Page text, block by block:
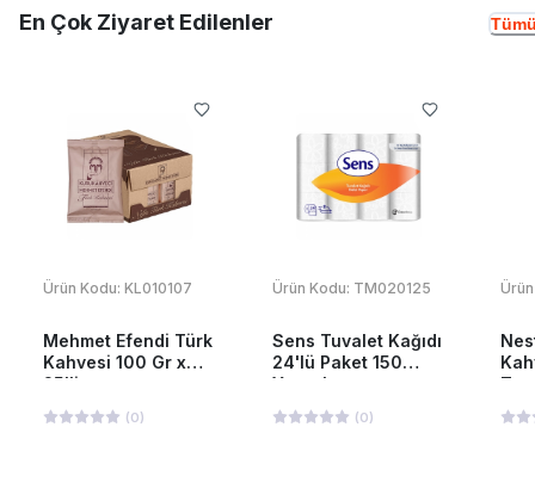
En Çok Ziyaret Edilenler
Ürün Kodu: KL010107
Mehmet Efendi Türk
Kahvesi 100 Gr x
25'li
(0)
Ürün Kodu: TM020125
Sens Tuvalet Kağıdı
24'lü Paket 150
Yaprak
(0)